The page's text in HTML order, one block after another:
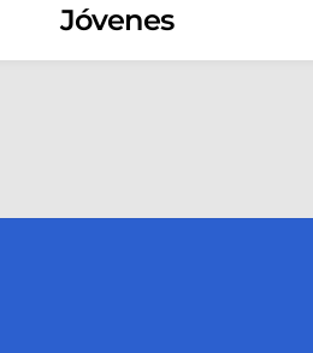
Jóvenes